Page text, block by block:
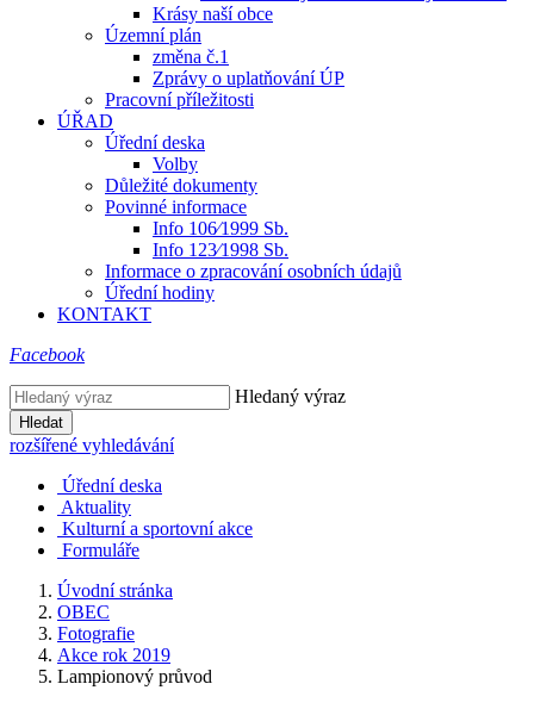
Krásy naší obce
Územní plán
změna č.1
Zprávy o uplatňování ÚP
Pracovní příležitosti
ÚŘAD
Úřední deska
Volby
Důležité dokumenty
Povinné informace
Info 106⁄1999 Sb.
Info 123⁄1998 Sb.
Informace o zpracování osobních údajů
Úřední hodiny
KONTAKT
Facebook
Hledaný výraz
Hledat
rozšířené vyhledávání
Úřední deska
Aktuality
Kulturní a sportovní akce
Formuláře
Úvodní stránka
OBEC
Fotografie
Akce rok 2019
Lampionový průvod